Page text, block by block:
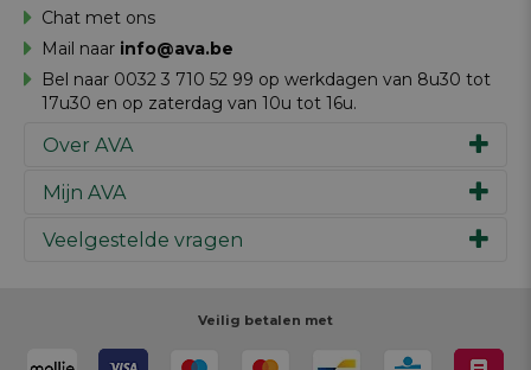
Over AVA
Ons verhaal
Werken bij AVA
Mijn AVA
Inspiratie
Review schrijven
Veelgestelde vragen
Chat met ons
Mail naar info@ava.be
Bel naar 0032 3 710 52 99 op werkdagen van 8u30 tot
17u30 en op zaterdag van 10u tot 16u.
Veilig betalen met